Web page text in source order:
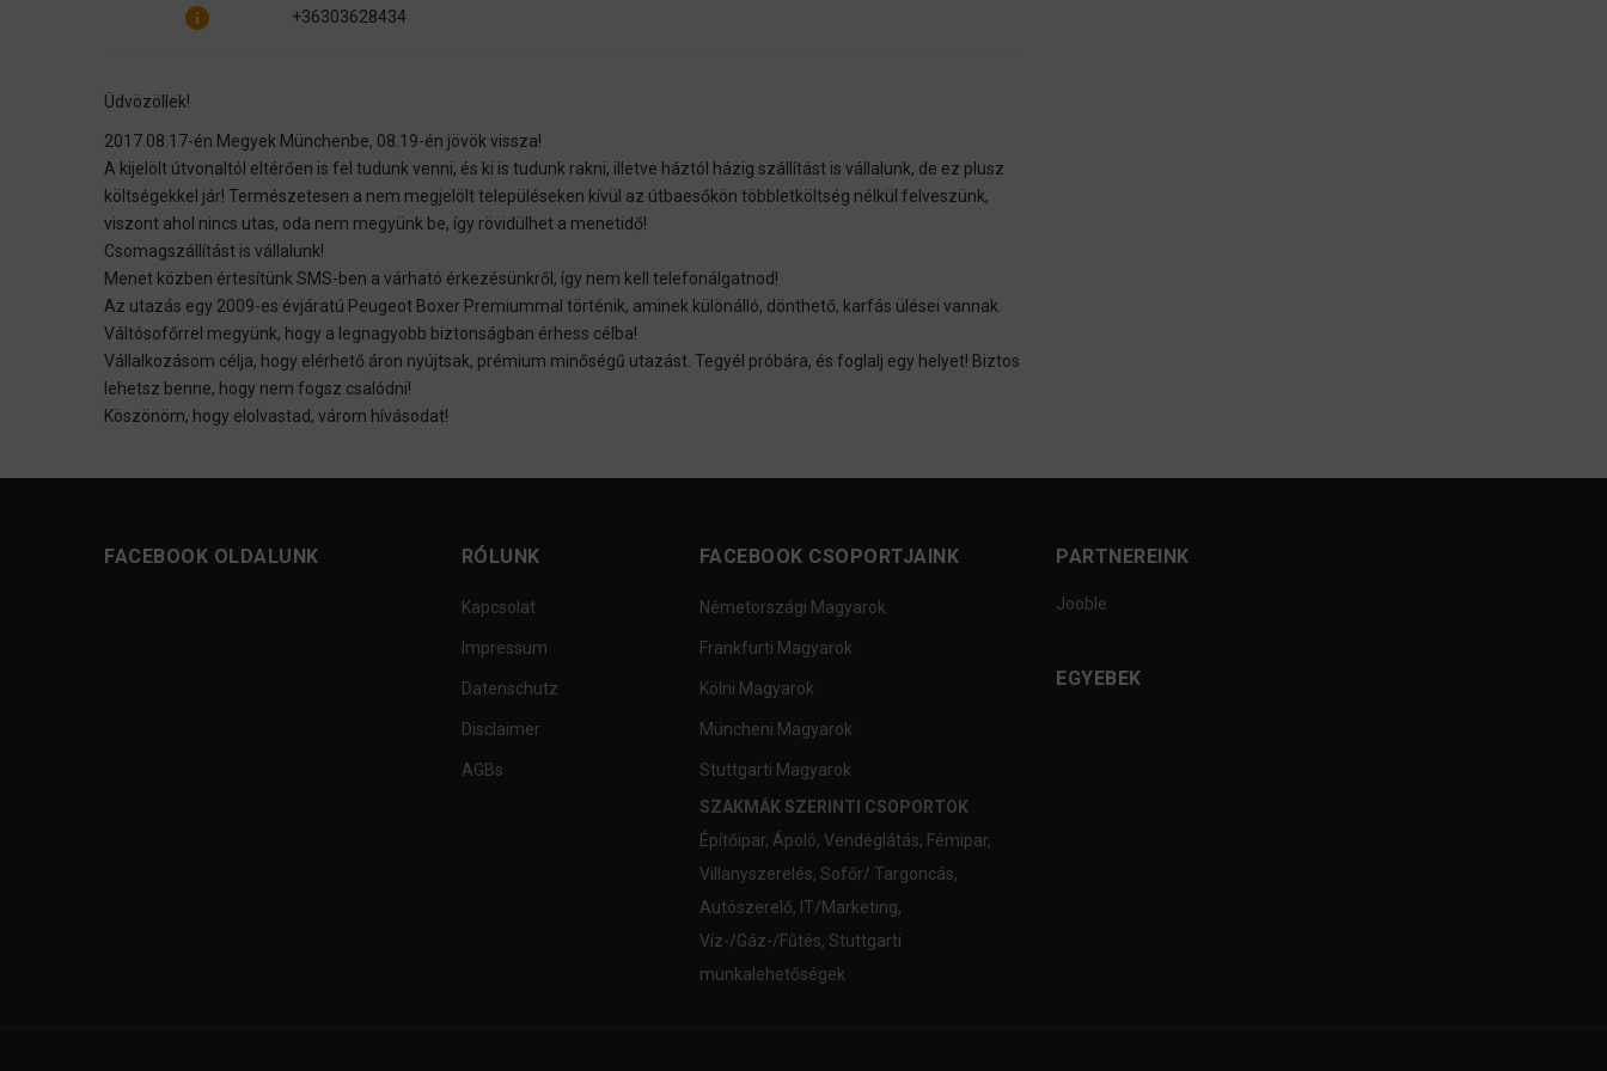
info +36303628434
Üdvözöllek!
2017.08.17-én Megyek Münchenbe, 08.19-én jövök vissza!
A kijelölt útvonaltól eltérően is fel tudunk venni, és ki is tudunk rakni, illetve háztól házig szállítást is vállalunk, de ez plusz
költségekkel jár! Természetesen a nem megjelölt településeken kívül az útbaesőkön többletköltség nélkül felveszünk,
viszont ahol nincs utas, oda nem megyünk be, így rövidülhet a menetidő!
Csomagszállítást is vállalunk!
Menet közben értesítünk SMS-ben a várható érkezésünkről, így nem kell telefonálgatnod!
Az utazás egy 2009-es évjáratú Peugeot Boxer Premiummal történik, aminek különálló, dönthető, karfás ülései vannak.
Váltósofőrrel megyünk, hogy a legnagyobb biztonságban érhess célba!
Vállalkozásom célja, hogy elérhető áron nyújtsak, prémium minőségű utazást. Tegyél próbára, és foglalj egy helyet! Biztos
lehetsz benne, hogy nem fogsz csalódni!
Köszönöm, hogy elolvastad, várom hívásodat!
FACEBOOK OLDALUNK RÓLUNK
Kapcsolat
Impressum
Datenschutz
Disclaimer
AGBs
FACEBOOK CSOPORTJAINK
Németországi Magyarok
Frankfurti Magyarok
Kölni Magyarok
Müncheni Magyarok
Stuttgarti Magyarok
SZAKMÁK SZERINTI CSOPORTOK
Építőipar, Ápoló, Vendéglátás, Fémipar,
Villanyszerelés, Sofőr/ Targoncás,
Autószerelő, IT/Marketing,
Víz-/Gáz-/Fűtés, Stuttgarti
munkalehetőségek
PARTNEREINK
Jooble
EGYEBEK